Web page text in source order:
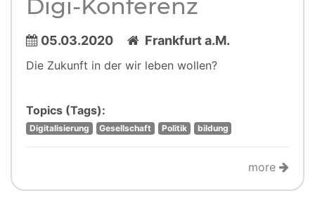
Digi-Konferenz
05.03.2020 Frankfurt a.M.
Die Zukunft in der wir leben wollen?
Topics (Tags):
Digitalisierung Gesellschaft Politik bildung
more